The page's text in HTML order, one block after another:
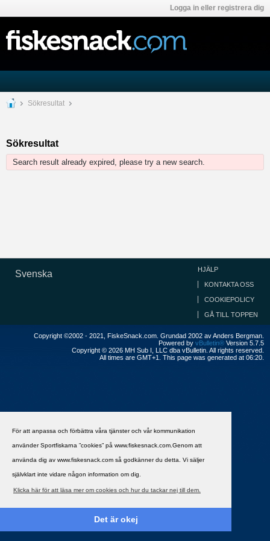
För att anpassa och förbättra våra tjänster och vår kommunikation
använder Sportfiskarna ”cookies” på www.fiskesnack.com.Genom att
använda dig av www.fiskesnack.com så godkänner du detta. Vi säljer
självklart inte vidare någon information om dig.
Klicka här för att läsa mer om cookies och hur du tackar nej till dem.
Det är okej
Logga in eller registrera dig
Sökresultat
Sökresultat
Search result already expired, please try a new search.
Svenska HJÄLP
KONTAKTA OSS
COOKIEPOLICY
GÅ TILL TOPPEN
Copyright ©2002 - 2021, FiskeSnack.com. Grundad 2002 av Anders Bergman.
Powered by vBulletin® Version 5.7.5
Copyright © 2026 MH Sub I, LLC dba vBulletin. All rights reserved.
All times are GMT+1. This page was generated at 06:20.